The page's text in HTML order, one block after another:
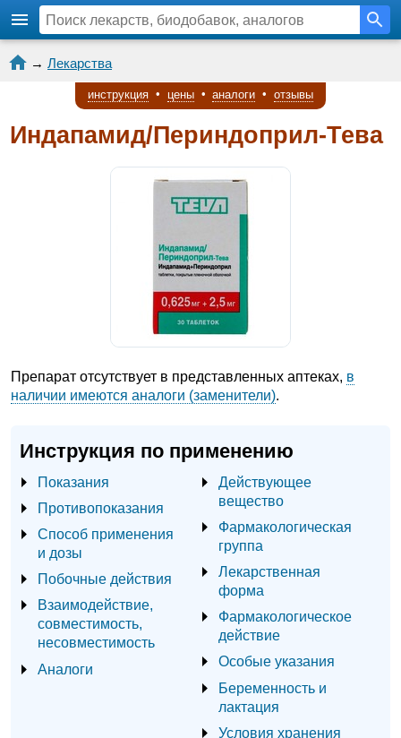
→ Лекарства
инструкция • цены • аналоги • отзывы
Индапамид/Периндоприл-Тева
Препарат отсутствует в представленных аптеках, в
наличии имеются аналоги (заменители).
Инструкция по применению
Показания
Противопоказания
Способ применения
и дозы
Побочные действия
Взаимодействие,
совместимость,
несовместимость
Аналоги
Действующее
вещество
Фармакологическая
группа
Лекарственная
форма
Фармакологическое
действие
Особые указания
Беременность и
лактация
Условия хранения